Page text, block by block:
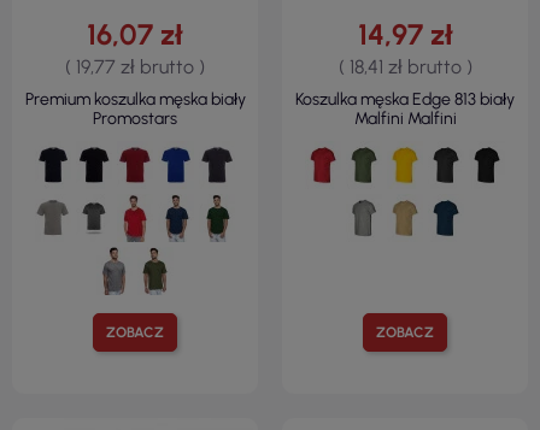
ZOBACZ
16,07 zł
( 19,77 zł brutto )
Premium koszulka męska biały
Promostars
ZOBACZ
14,97 zł
( 18,41 zł brutto )
Koszulka męska Edge 813 biały
Malfini Malfini